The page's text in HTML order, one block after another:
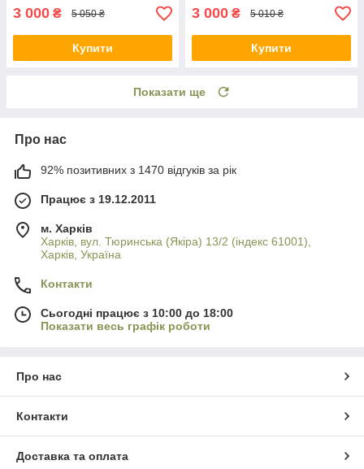
3 000 ₴ 5 050 ₴
Купити
3 000 ₴ 5 010 ₴
Купити
Показати ще
Про нас
92% позитивних з 1470 відгуків за рік
Працює з 19.12.2011
м. Харків
Харків, вул. Тюринська (Якіра) 13/2 (індекс 61001),
Харків, Україна
Контакти
Сьогодні працює з 10:00 до 18:00
Показати весь графік роботи
Про нас
Контакти
Доставка та оплата